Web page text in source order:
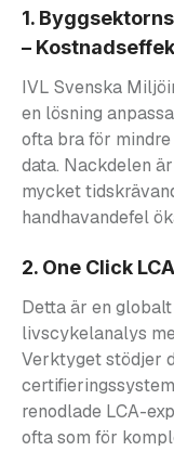
1.
–
IVL Svenska
en lösning
ofta bra för
data. Nackdelen
mycket
handhavandefel
2. One Click
Detta är en
livscykelanalys
Verktyget stödjer
renodlade LCA-
ofta som för